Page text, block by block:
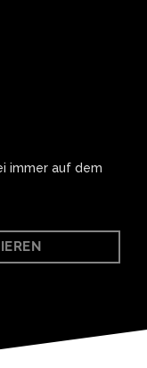
immer auf dem